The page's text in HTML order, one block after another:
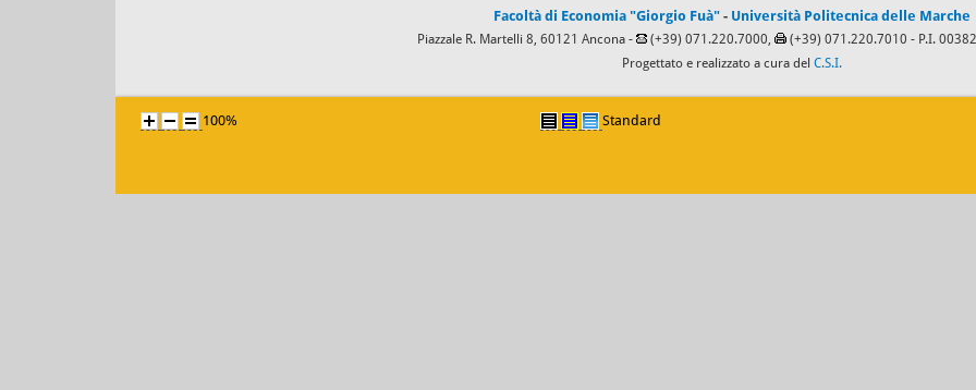
Facoltà di Economia "Giorgio Fuà" - Università Politecnica delle Marche
Piazzale R. Martelli 8, 60121 Ancona - (+39) 071.220.7000, (+39) 071.220.7010 - P.I.
Progettato e realizzato a cura del C.S.I.
100% Standard